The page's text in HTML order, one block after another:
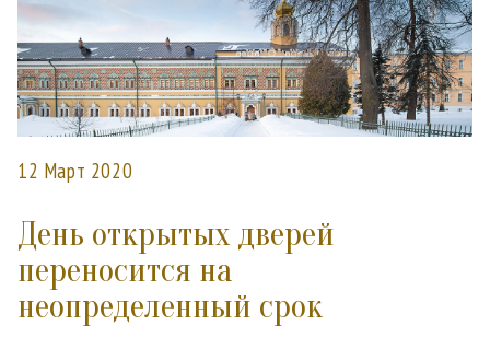
12 Март 2020
День открытых дверей
переносится на
неопределенный срок